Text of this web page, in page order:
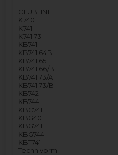
CLUBLINE
K740
K741
K741.73
KB741
KB741.64B
KB741.65
KB741.66/B
KB741.73/A
KB741.73/B
KB742
KB744
KBC741
KBG40
KBG741
KBG744
KBT741
Technivorm